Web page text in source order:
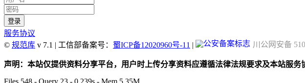
服务协议
© 规范库 v 7.1 | 工信部备案号： 蜀ICP备12020960号-11 | 川公网安备
声明：本站仅提供资料分享平台，用户时上传分享资料应遵循法律法规要求及本站服